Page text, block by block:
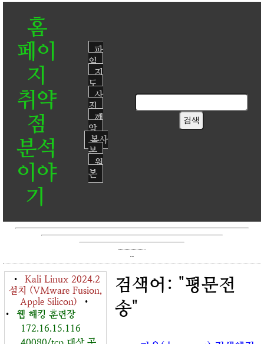
홈
페이
지
취약
점
분석
이야
기
파
일
지
도
사
진
깨
알
복사
본
원
본
•
Kali Linux 2024.2
설치 (VMware Fusion,
Apple Silicon)
•
•
웹 해킹 훈련장
172.16.15.116
검색어: "평문전
송"